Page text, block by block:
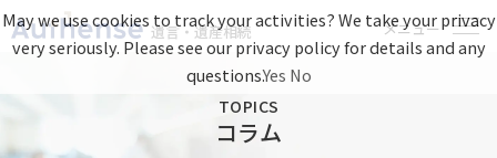
メニュー
遺言・遺産相続
TOPICS
コラム
May we use cookies to track your activities? We take your privacy
very seriously. Please see our privacy policy for details and any
questions.Yes No